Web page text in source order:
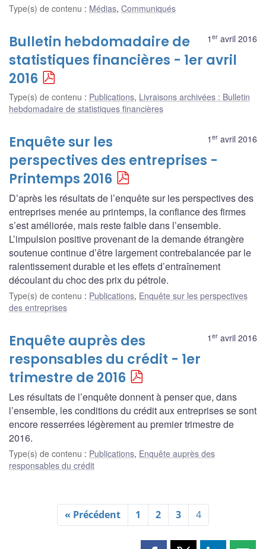
Type(s) de contenu : Médias, Communiqués
1 er avril 2016
Bulletin hebdomadaire de
statistiques financières - 1er avril
2016
Type(s) de contenu : Publications, Livraisons archivées : Bulletin
hebdomadaire de statistiques financières
1 er avril 2016
Enquête sur les
perspectives des entreprises -
Printemps 2016
D’après les résultats de l’enquête sur les perspectives des
entreprises menée au printemps, la confiance des firmes
s’est améliorée, mais reste faible dans l’ensemble.
L’impulsion positive provenant de la demande étrangère
soutenue continue d’être largement contrebalancée par le
ralentissement durable et les effets d’entraînement
découlant du choc des prix du pétrole.
Type(s) de contenu : Publications, Enquête sur les perspectives
des entreprises
1 er avril 2016
Enquête auprès des
responsables du crédit - 1er
trimestre de 2016
Les résultats de l’enquête donnent à penser que, dans
l’ensemble, les conditions du crédit aux entreprises se sont
encore resserrées légèrement au premier trimestre de
2016.
Type(s) de contenu : Publications, Enquête auprès des
responsables du crédit
« Précédent 1 2 3 4